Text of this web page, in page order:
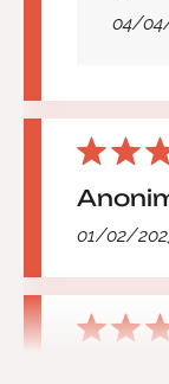
04/04/
01/02/